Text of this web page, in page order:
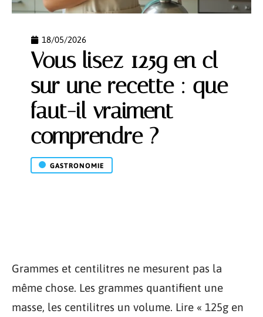
18/05/2026
Vous lisez 125g en cl
sur une recette : que
faut-il vraiment
comprendre ?
GASTRONOMIE
Grammes et centilitres ne mesurent pas la
même chose. Les grammes quantifient une
masse, les centilitres un volume. Lire « 125g en